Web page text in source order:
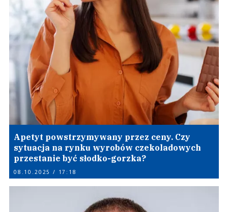
Apetyt powstrzymywany przez ceny. Czy
sytuacja na rynku wyrobów czekoladowych
przestanie być słodko-gorzka?
08.10.2025 / 17:18